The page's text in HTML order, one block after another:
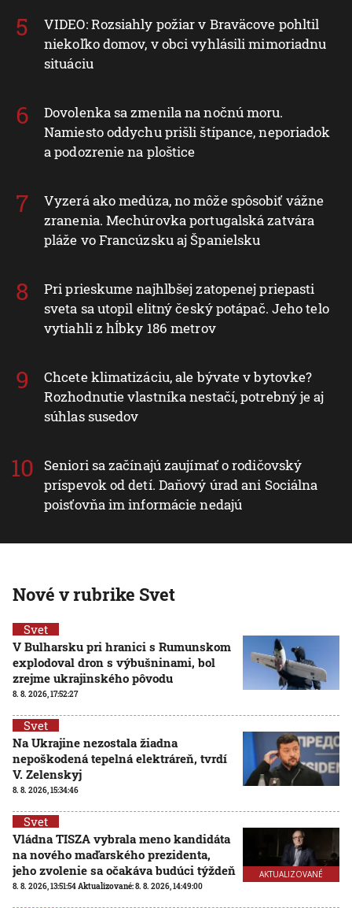
VIDEO: Rozsiahly požiar v Braväcove pohltil
niekoľko domov, v obci vyhlásili mimoriadnu
situáciu
Dovolenka sa zmenila na nočnú moru.
Namiesto oddychu prišli štípance, neporiadok
a podozrenie na ploštice
Vyzerá ako medúza, no môže spôsobiť vážne
zranenia. Mechúrovka portugalská zatvára
pláže vo Francúzsku aj Španielsku
Pri prieskume najhlbšej zatopenej priepasti
sveta sa utopil elitný český potápač. Jeho telo
vytiahli z hĺbky 186 metrov
Chcete klimatizáciu, ale bývate v bytovke?
Rozhodnutie vlastníka nestačí, potrebný je aj
súhlas susedov
Seniori sa začínajú zaujímať o rodičovský
príspevok od detí. Daňový úrad ani Sociálna
poisťovňa im informácie nedajú
Nové v rubrike Svet
Svet
V Bulharsku pri hranici s Rumunskom
explodoval dron s výbušninami, bol
zrejme ukrajinského pôvodu
8. 8. 2026, 17:52:27
Svet
Na Ukrajine nezostala žiadna
nepoškodená tepelná elektráreň, tvrdí
V. Zelenskyj
8. 8. 2026, 15:34:46
AKTUALIZOVANÉ
Svet
Vládna TISZA vybrala meno kandidáta
na nového maďarského prezidenta,
jeho zvolenie sa očakáva budúci týždeň
8. 8. 2026, 13:51:54Aktualizované:8. 8. 2026, 14:49:00